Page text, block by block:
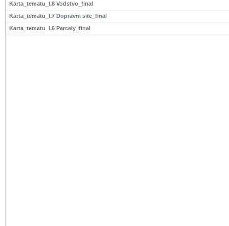
Karta_tematu_I.8 Vodstvo_final
Karta_tematu_I.7 Dopravni site_final
Karta_tematu_I.6 Parcely_final